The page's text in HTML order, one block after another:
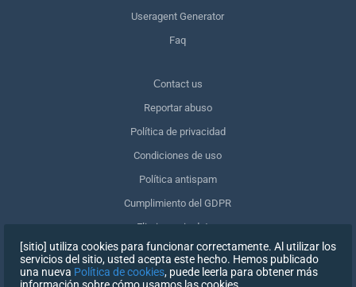
Useragent Generator
Faq
Сontact us
Reportar abuso
Política de privacidad
Condiciones de uso
Política antispam
Cumplimiento del GDPR
Eliminar mis datos
Retirar el consentimiento
[sitio] utiliza cookies para funcionar correctamente. Al utilizar los
servicios del sitio, usted acepta este hecho. Hemos publicado
una nueva Política de cookies, puede leerla para obtener más